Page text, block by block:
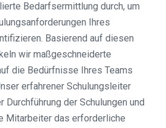
Bedarfsermittlung durch, um
Ihres
Basierend auf diesen
wir maßgeschneiderte
die Bedürfnisse Ihres Teams
erfahrener Schulungsleiter
der Schulungen und
Mitarbeiter das erforderliche